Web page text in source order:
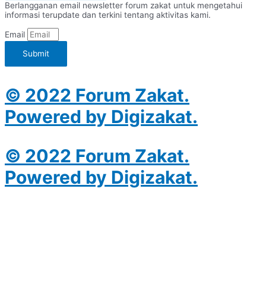
Berlangganan email newsletter forum zakat untuk mengetahui
informasi terupdate dan terkini tentang aktivitas kami.
Email
Submit
© 2022 Forum Zakat.
Powered by Digizakat.
© 2022 Forum Zakat.
Powered by Digizakat.